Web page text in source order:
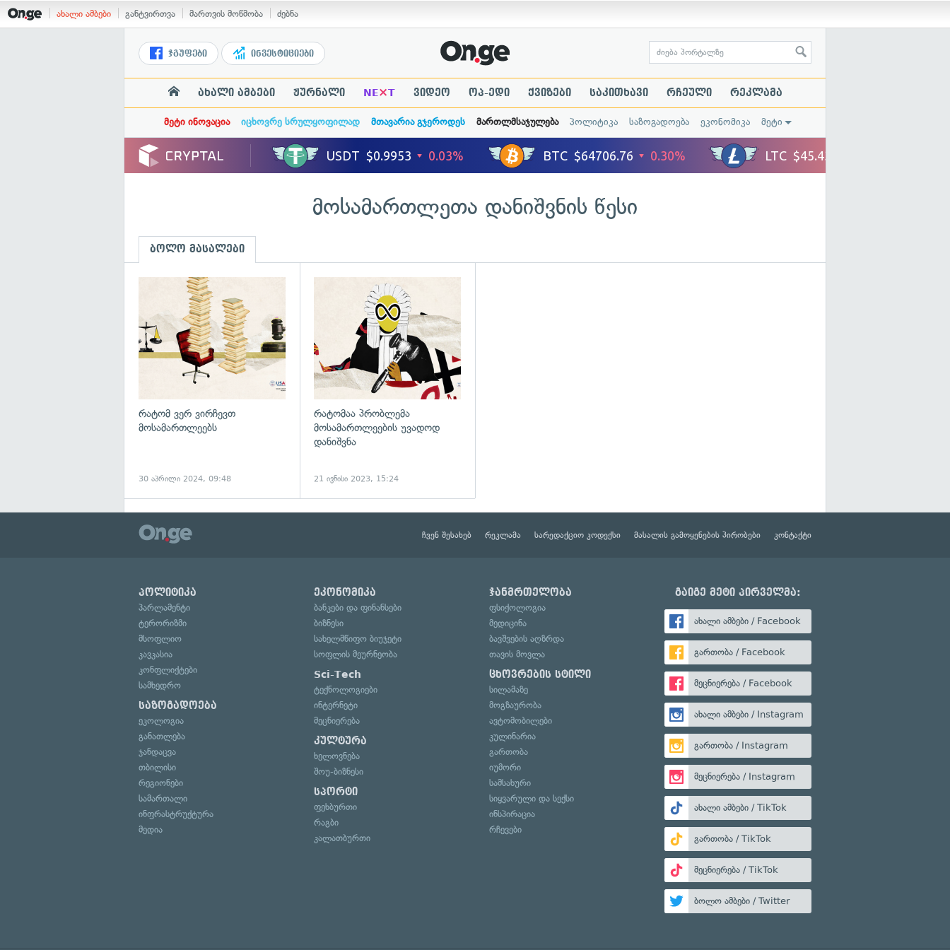
ახალი ამბები განტვირთვა მართვის მოწმობა ძებნა
ჯგუფები ინვესტიციები
ახალი ამბები ჟურნალი NE×T ვიდეო ოპ-ედი ქვიზები საკითხავი რჩეული რეკლამა
მეტი ინოვაცია იცხოვრე სრულყოფილად მთავარია გჯეროდეს მართლმსაჯულება პოლიტიკა საზოგადოება ეკონომიკა მეტი
მოსამართლეთა დანიშვნის წესი
ბოლო მასალები
რატომ ვერ ვირჩევთ
მოსამართლეებს
30 აპრილი 2024, 09:48
რატომაა პრობლემა
მოსამართლეების უვადოდ
დანიშვნა
21 ივნისი 2023, 15:24
ჩვენ შესახებ რეკლამა სარედაქციო კოდექსი მასალის გამოყენების პირობები კონტაქტი
პოლიტიკა
პარლამენტი
ტერორიზმი
მსოფლიო
კავკასია
კონფლიქტები
სამხედრო
საზოგადოება
ეკოლოგია
განათლება
ჯანდაცვა
თბილისი
რეგიონები
სამართალი
ინფრასტრუქტურა
მედია
ეკონომიკა
ბანკები და ფინანსები
ბიზნესი
სახელმწიფო ბიუჯეტი
სოფლის მეურნეობა
Sci-Tech
ტექნოლოგიები
ინტერნეტი
მეცნიერება
კულტურა
ხელოვნება
შოუ-ბიზნესი
სპორტი
ფეხბურთი
რაგბი
კალათბურთი
ჯანმრთელობა
ფსიქოლოგია
მედიცინა
ბავშვების აღზრდა
თავის მოვლა
ცხოვრების სტილი
სილამაზე
მოგზაურობა
ავტომობილები
კულინარია
გართობა
იუმორი
სამსახური
სიყვარული და სექსი
ინსპირაცია
რჩევები
გაიგე მეტი პირველმა:
ახალი ამბები / Facebook
გართობა / Facebook
მეცნიერება / Facebook
ახალი ამბები / Instagram
გართობა / Instagram
მეცნიერება / Instagram
ახალი ამბები / TikTok
გართობა / TikTok
მეცნიერება / TikTok
ბოლო ამბები / Twitter